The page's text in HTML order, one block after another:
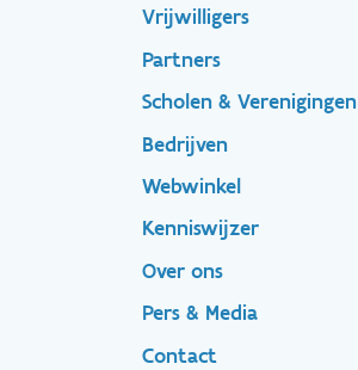
Footer-
menu
Vrijwilligers
Partners
Scholen & Verenigingen
Bedrijven
Footer
secondary
Webwinkel
Kenniswijzer
Over ons
Pers & Media
Contact